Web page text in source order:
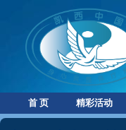
首 页 精彩活动